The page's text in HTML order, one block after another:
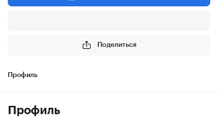
Поделиться
Профиль
Профиль